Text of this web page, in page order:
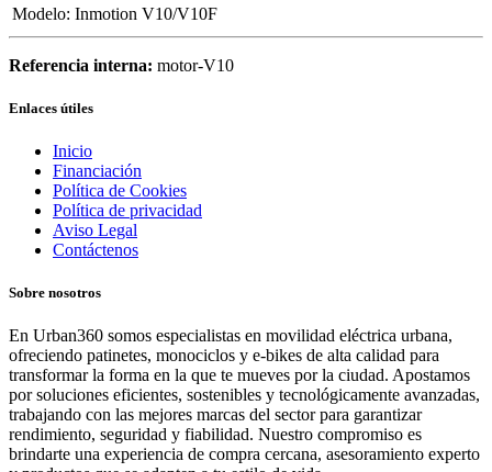
Modelo: Inmotion V10/V10F
Referencia interna: motor-V10
Enlaces útiles
Inicio
Financiación
Política de Cookies
Política de privacidad
Aviso Legal
Contáctenos
Sobre nosotros
En Urban360 somos especialistas en movilidad eléctrica urbana,
ofreciendo patinetes, monociclos y e-bikes de alta calidad para
transformar la forma en la que te mueves por la ciudad. Apostamos
por soluciones eficientes, sostenibles y tecnológicamente avanzadas,
trabajando con las mejores marcas del sector para garantizar
rendimiento, seguridad y fiabilidad. Nuestro compromiso es
brindarte una experiencia de compra cercana, asesoramiento experto